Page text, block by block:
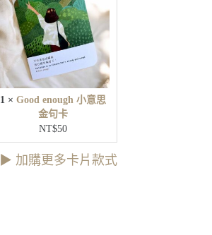
e
n
o
u
g
h
小
意
思
金
卡
1 × Good enough 小意思
金句卡
NT$50
▶︎ 加購更多卡片款式